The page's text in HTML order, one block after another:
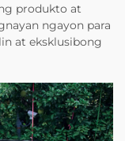
produkto at
ngayon para
at eksklusibong